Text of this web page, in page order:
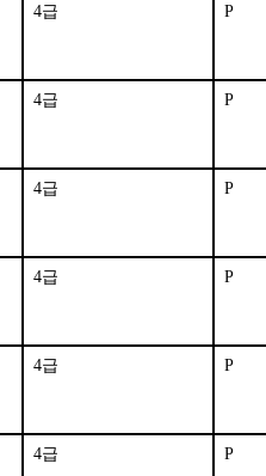
4급 P
4급 P
4급 P
4급 P
4급 P
4급 P